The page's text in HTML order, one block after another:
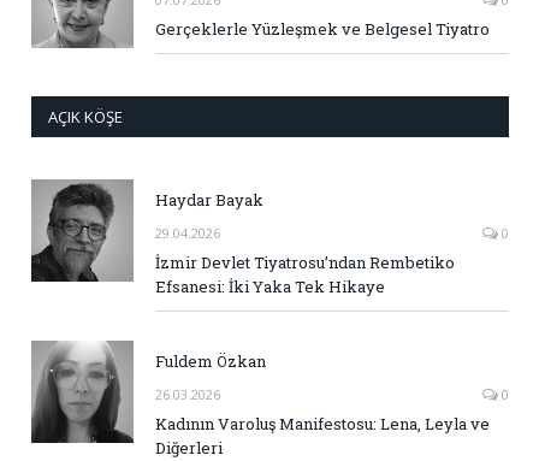
Gerçeklerle Yüzleşmek ve Belgesel Tiyatro
AÇIK KÖŞE
Haydar Bayak
29.04.2026 0
İzmir Devlet Tiyatrosu’ndan Rembetiko
Efsanesi: İki Yaka Tek Hikaye
Fuldem Özkan
26.03.2026 0
Kadının Varoluş Manifestosu: Lena, Leyla ve
Diğerleri